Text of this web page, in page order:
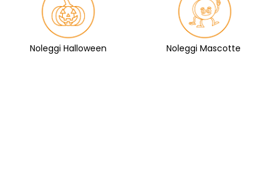
Noleggi Halloween Noleggi Mascotte